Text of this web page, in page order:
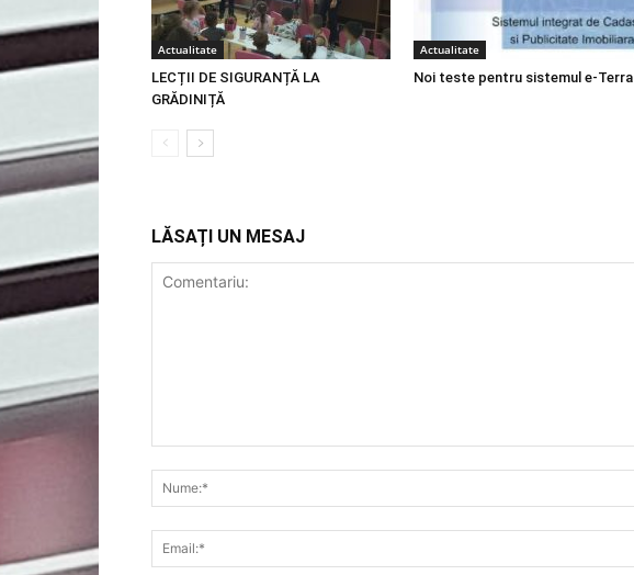
Actualitate
LECȚII DE SIGURANȚĂ LA
GRĂDINIȚĂ
Actualitate
Noi teste pentru sistemul e-Terra
LĂSAȚI UN MESAJ